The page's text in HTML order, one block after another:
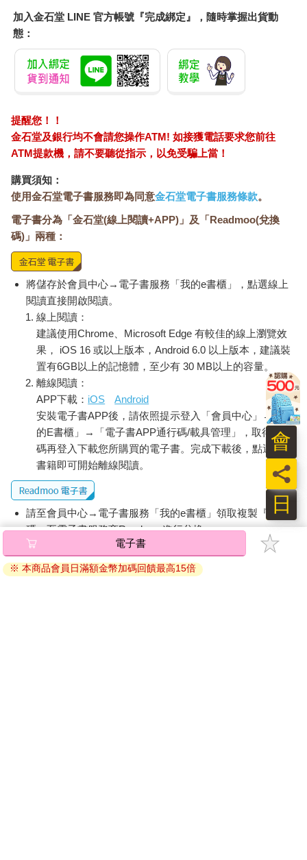
加入金石堂 LINE 官方帳號『完成綁定』，隨時掌握出貨動
態：
提醒您！！
金石堂及銀行均不會請您操作ATM! 如接獲電話要求您前往
ATM提款機，請不要聽從指示，以免受騙上當！
購買須知：
使用金石堂電子書服務即為同意金石堂電子書服務條款。
電子書分為「金石堂(線上閱讀+APP)」及「Readmoo(兌換
碼)」兩種：
將儲存於會員中心→電子書服務「我的e書櫃」，點選線上
閱讀直接開啟閱讀。
線上閱讀：
建議使用Chrome、Microsoft Edge 有較佳的線上瀏覽效
果， iOS 16 或以上版本，Android 6.0 以上版本，建議裝
置有6GB以上的記憶體，至少有 30 MB以上的容量。
離線閱讀：
APP下載： iOS
Android
安裝電子書APP後，請依照提示登入「會員中心」→「我
的E書櫃」→「電子書APP通行碼/載具管理」，取得通行
碼再登入下載您所購買的電子書。完成下載後，點選任一
書籍即可開始離線閱讀。
請至會員中心→電子書服務「我的e書櫃」領取複製『兌換
碼』至電子書服務商Readmoo進行兌換。
退換貨須知：
因版權保護，您在金石堂所購買的電子書僅能以金石堂專屬
電子書
※ 本商品會員日滿額金幣加碼回饋最高15倍
日
員
會